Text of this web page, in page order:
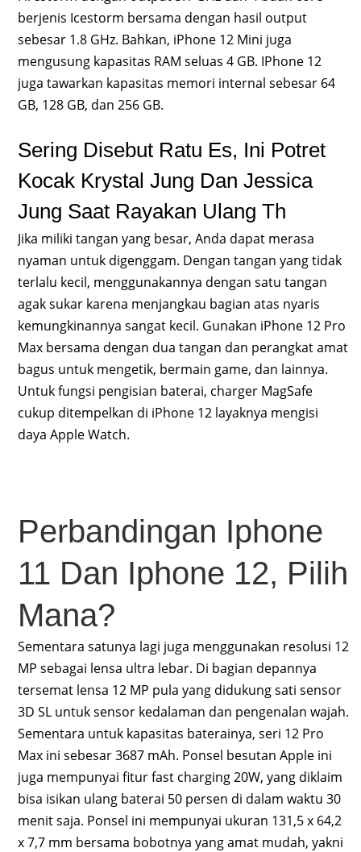
berjenis Icestorm bersama dengan hasil output
sebesar 1.8 GHz. Bahkan, iPhone 12 Mini juga
mengusung kapasitas RAM seluas 4 GB. IPhone 12
juga tawarkan kapasitas memori internal sebesar 64
GB, 128 GB, dan 256 GB.
Sering Disebut Ratu Es, Ini Potret
Kocak Krystal Jung Dan Jessica
Jung Saat Rayakan Ulang Th
Jika miliki tangan yang besar, Anda dapat merasa
nyaman untuk digenggam. Dengan tangan yang tidak
terlalu kecil, menggunakannya dengan satu tangan
agak sukar karena menjangkau bagian atas nyaris
kemungkinannya sangat kecil. Gunakan iPhone 12 Pro
Max bersama dengan dua tangan dan perangkat amat
bagus untuk mengetik, bermain game, dan lainnya.
Untuk fungsi pengisian baterai, charger MagSafe
cukup ditempelkan di iPhone 12 layaknya mengisi
daya Apple Watch.
Perbandingan Iphone
11 Dan Iphone 12, Pilih
Mana?
Sementara satunya lagi juga menggunakan resolusi 12
MP sebagai lensa ultra lebar. Di bagian depannya
tersemat lensa 12 MP pula yang didukung sati sensor
3D SL untuk sensor kedalaman dan pengenalan wajah.
Sementara untuk kapasitas baterainya, seri 12 Pro
Max ini sebesar 3687 mAh. Ponsel besutan Apple ini
juga mempunyai fitur fast charging 20W, yang diklaim
bisa isikan ulang baterai 50 persen di dalam waktu 30
menit saja. Ponsel ini mempunyai ukuran 131,5 x 64,2
x 7,7 mm bersama bobotnya yang amat mudah, yakni